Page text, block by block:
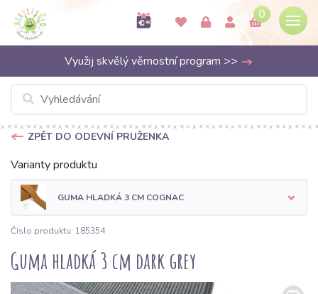
0
Využij skvělý věrnostní program >>
ZPĚT DO ODEVNÍ PRUŽENKA
Varianty produktu
GUMA HLADKÁ 3 CM COGNAC
Číslo produktu: 185354
Guma hladká 3 cm dark grey